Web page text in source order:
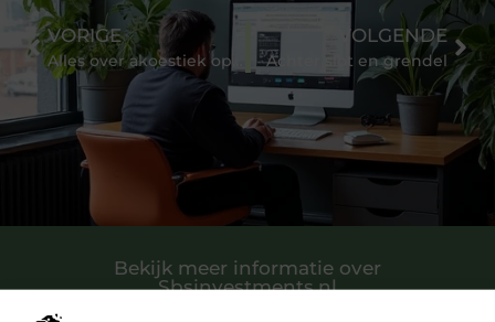
Bekijk meer informatie over
Sbsinvestments.nl
VORIGE VOLGENDE
Achter slot en grendel